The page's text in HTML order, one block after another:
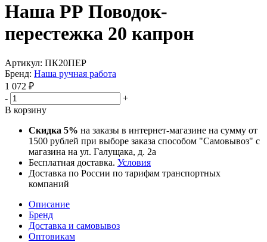
Наша РР Поводок-
перестежка 20 капрон
Артикул: ПК20ПЕР
Бренд: Наша ручная работа
1 072 ₽
-
+
В корзину
Скидка 5% на заказы в интернет-магазине на сумму от
1500 рублей при выборе заказа способом "Самовывоз" с
магазина на ул. Галущака, д. 2а
Бесплатная доставка. Условия
Доставка по России по тарифам транспортных
компаний
Описание
Бренд
Доставка и самовывоз
Оптовикам